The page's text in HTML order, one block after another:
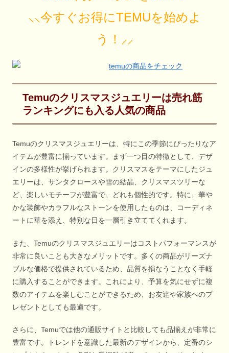
⸜⸜今すぐお得にTEMUを始めよ
う！⸝⸝
Temuのクリスマスジュエリーは売れ筋
ランキングにも入る人気の商品
Temuのクリスマスジュエリーは、特にこの季節にぴったりなア
イテムが豊富に揃っています。まず一つ目の特徴として、デザ
インの多様性が挙げられます。クリスマスをテーマにしたジュ
エリーは、サンタクロースや雪の結晶、クリスマスツリーな
ど、楽しいモチーフが豊富で、どれも個性的です。特に、華や
かな装飾やカラフルなストーンを使用したものは、コーディネ
ートに華を添え、特別な日を一層引き立ててくれます。
また、Temuのクリスマスジュエリーはコストパフォーマンスが
非常に良いことも大きなメリットです。多くの商品がリーズナ
ブルな価格で提供されているため、品質を損なうことなく手軽
に購入することができます。これにより、予算を気にせずに複
数のアイテムを楽しむことができるため、お友達や家族へのプ
レゼントとしても最適です。
さらに、Temuでは他の通販サイトと比較しても品揃えが非常に
豊富です。トレンドを意識した最新のデザインから、定番のシ